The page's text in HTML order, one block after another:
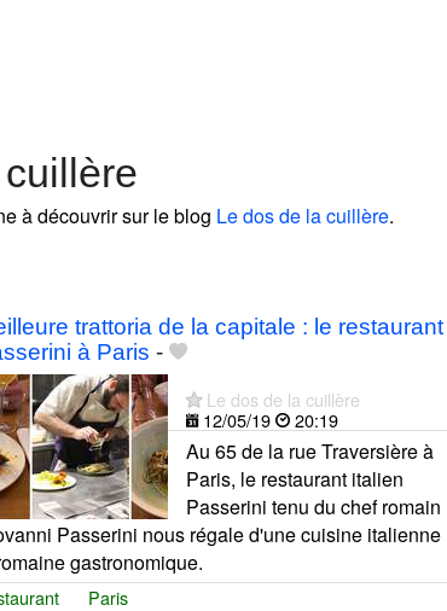
à découvrir sur le blog Le dos de la cuillère.
trattoria de la capitale : le restaurant
à Paris -
Le dos de la cuillère
12/05/19
20:19
Au 65 de la rue Traversière à
Paris, le restaurant italien
Passerini tenu du chef romain
Passerini nous régale d'une cuisine italienne
gastronomique.
Paris